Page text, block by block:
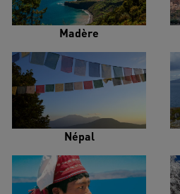
Madère
Népal